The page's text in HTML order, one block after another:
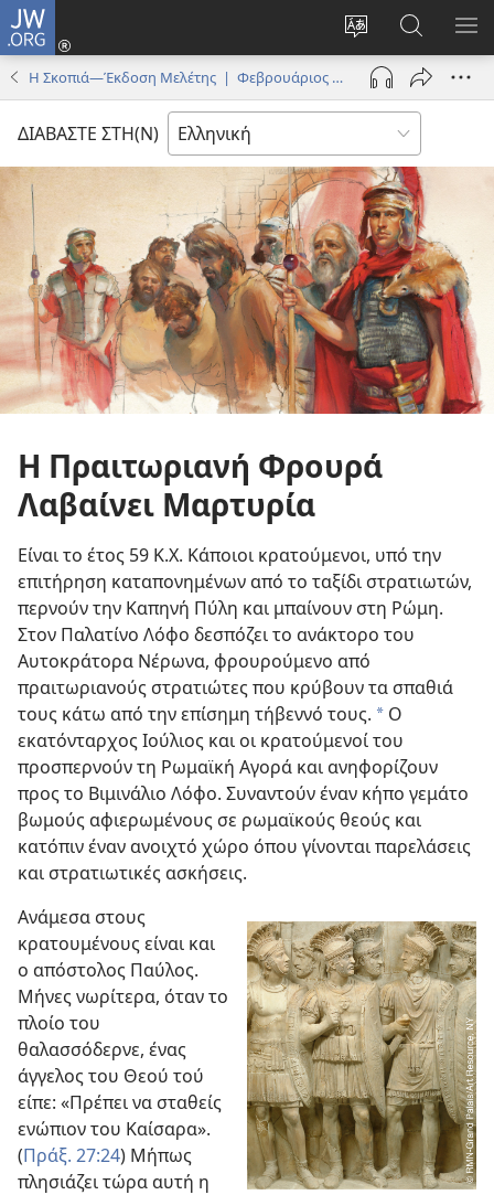
JW.ORG
Αλλαγή
γλώσσας
ιστότοπου
Σύνδεση
(ανοίγει
παράθυρο)
στο
JW.ORG
Η Σκοπιά—Έκδοση Μελέτης | Φεβρουάριος 2013
ΔΙΑΒΑΣΤΕ ΣΤΗ(Ν)
Η Πραιτωριανή Φρουρά
Λαβαίνει Μαρτυρία
Είναι το έτος 59 Κ.Χ. Κάποιοι κρατούμενοι, υπό την
επιτήρηση καταπονημένων από το ταξίδι στρατιωτών,
περνούν την Καπηνή Πύλη και μπαίνουν στη Ρώμη.
Στον Παλατίνο Λόφο δεσπόζει το ανάκτορο του
Αυτοκράτορα Νέρωνα, φρουρούμενο από
πραιτωριανούς στρατιώτες που κρύβουν τα σπαθιά
τους κάτω από την επίσημη τήβεννό τους. * Ο
εκατόνταρχος Ιούλιος και οι κρατούμενοί του
προσπερνούν τη Ρωμαϊκή Αγορά και ανηφορίζουν
προς το Βιμινάλιο Λόφο. Συναντούν έναν κήπο γεμάτο
βωμούς αφιερωμένους σε ρωμαϊκούς θεούς και
κατόπιν έναν ανοιχτό χώρο όπου γίνονται παρελάσεις
και στρατιωτικές ασκήσεις.
Ανάμεσα στους
κρατουμένους είναι και
ο απόστολος Παύλος.
Μήνες νωρίτερα, όταν το
πλοίο του
θαλασσόδερνε, ένας
άγγελος του Θεού τού
είπε: «Πρέπει να σταθείς
ενώπιον του Καίσαρα».
(Πράξ. 27:24) Μήπως
πλησιάζει τώρα αυτή η